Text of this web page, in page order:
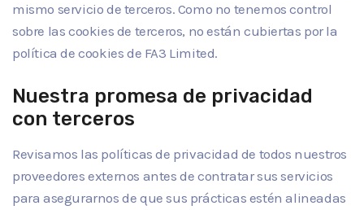
mismo servicio de terceros. Como no tenemos control
sobre las cookies de terceros, no están cubiertas por la
política de cookies de FA3 Limited.
Nuestra promesa de privacidad
con terceros
Revisamos las políticas de privacidad de todos nuestros
proveedores externos antes de contratar sus servicios
para asegurarnos de que sus prácticas estén alineadas